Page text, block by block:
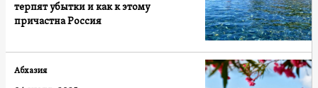
терпят убытки и как к этому
причастна Россия
Абхазия